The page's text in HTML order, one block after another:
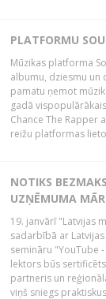
PLATFORMU
Mūzikas platforma
albumu, dziesmu un
pamatu ņemot
gadā
Chance The Rapper
reižu platformas
NOTIKS
UZŅĒMUMA
19. janvārī "Latvijas
sadarbībā ar
semināru "YouTube
lektors būs
partneris un
viņš sniegs